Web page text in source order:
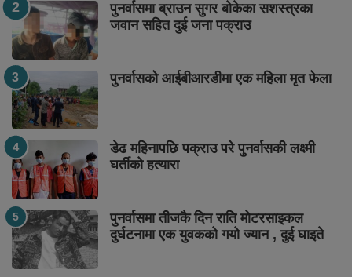
पुनर्वासमा ब्राउन सुगर बोकेका सशस्त्रका
जवान सहित दुई जना पक्राउ
पुनर्वासको आईबीआरडीमा एक महिला मृत फेला
डेढ महिनापछि पक्राउ परे पुनर्वासकी लक्ष्मी
घर्तीको हत्यारा
पुनर्वासमा तीजकै दिन राति मोटरसाइकल
दुर्घटनामा एक युवकको गयो ज्यान , दुई घाइते